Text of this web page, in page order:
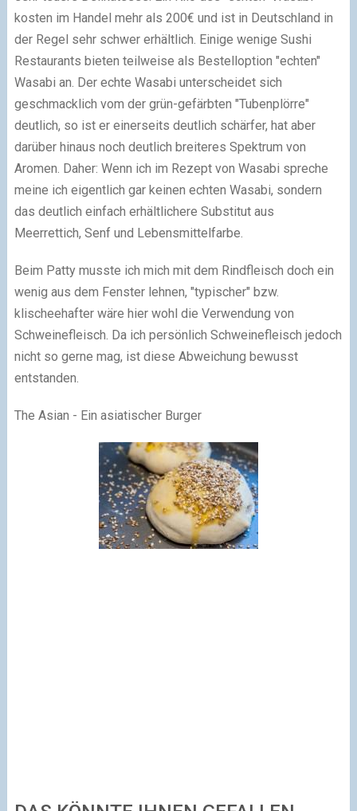
kosten im Handel mehr als 200€ und ist in Deutschland in
der Regel sehr schwer erhältlich. Einige wenige Sushi
Restaurants bieten teilweise als Bestelloption "echten"
Wasabi an. Der echte Wasabi unterscheidet sich
geschmacklich vom der grün-gefärbten "Tubenplörre"
deutlich, so ist er einerseits deutlich schärfer, hat aber
darüber hinaus noch deutlich breiteres Spektrum von
Aromen. Daher: Wenn ich im Rezept von Wasabi spreche
meine ich eigentlich gar keinen echten Wasabi, sondern
das deutlich einfach erhältlichere Substitut aus
Meerrettich, Senf und Lebensmittelfarbe.
Beim Patty musste ich mich mit dem Rindfleisch doch ein
wenig aus dem Fenster lehnen, "typischer" bzw.
klischeehafter wäre hier wohl die Verwendung von
Schweinefleisch. Da ich persönlich Schweinefleisch jedoch
nicht so gerne mag, ist diese Abweichung bewusst
entstanden.
The Asian - Ein asiatischer Burger